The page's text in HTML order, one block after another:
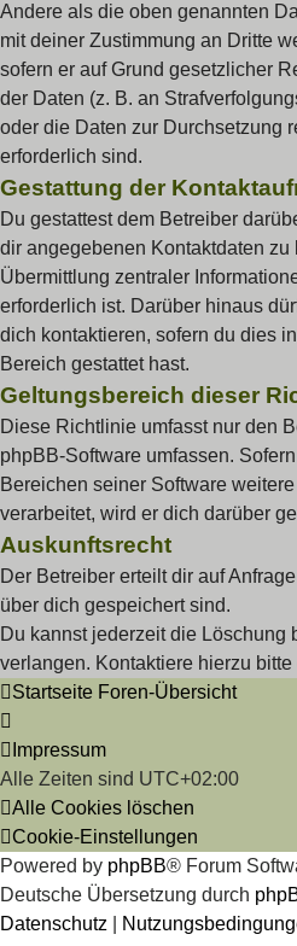
Andere als die oben genannten
mit deiner Zustimmung an Dritte
sofern er auf Grund gesetzlicher
der Daten (z. B. an
oder die Daten zur Durchsetzung
erforderlich sind.
Gestattung der
Du gestattest dem Betreiber
dir angegebenen Kontaktdaten
Übermittlung zentraler
erforderlich ist. Darüber hinaus
dich kontaktieren, sofern du dies
Bereich gestattet hast.
Geltungsbereich dieser
Diese Richtlinie umfasst nur den
phpBB-Software umfassen.
Bereichen seiner Software
verarbeitet, wird er dich darüber
Auskunftsrecht
Der Betreiber erteilt dir auf
über dich gespeichert sind.
Du kannst jederzeit die Löschung
verlangen. Kontaktiere hierzu bitte
Startseite Foren-Übersicht
Impressum
Alle Zeiten sind UTC+02:00
Alle Cookies löschen
Cookie-Einstellungen
Powered by phpBB® Forum
Deutsche Übersetzung durch
Datenschutz